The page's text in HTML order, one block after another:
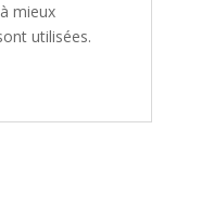
mieux
utilisées.